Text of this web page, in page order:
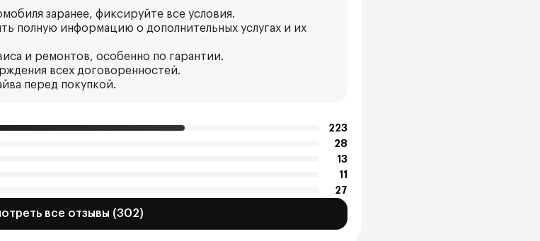
заранее, фиксируйте все условия.
полную информацию о дополнительных услугах и их
и ремонтов, особенно по гарантии.
всех договоренностей.
перед покупкой.
223
28
13
11
27
все отзывы (302)